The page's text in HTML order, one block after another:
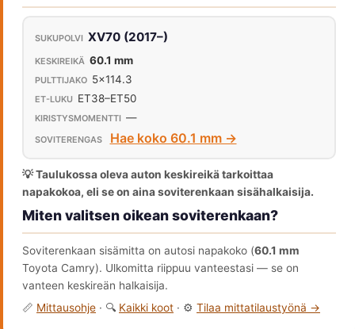
XV70 (2017–)
60.1 mm
5x114.3
ET38–ET50
—
Hae koko 60.1 mm →
💡 Taulukossa oleva auton keskireikä tarkoittaa
napakokoa, eli se on aina soviterenkaan sisähalkaisija.
Miten valitsen oikean soviterenkaan?
Soviterenkaan sisämitta on autosi napakoko (60.1 mm
Toyota Camry). Ulkomitta riippuu vanteestasi — se on
vanteen keskireän halkaisija.
📏 Mittausohje · 🔍 Kaikki koot · ⚙️ Tilaa mittatilaustyönä →